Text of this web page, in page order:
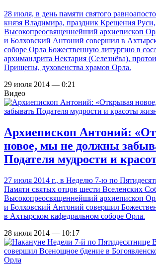
28 июля, в день памяти святого
князя Владимира, праздник Крещения Руси,
Высокопреосвященнейший архиепископ
и Болховский Антоний совершил в
соборе Орла Божественную литургию в
архимандрита Нектария (Селезнёва),
Прищепы, духовенства храмов Орла.
29 июля 2014 — 0:21
Видео
Архиепископ Антоний:
новое, мы не должны
Подателя мудрости и
27 июля 2014 г., в Неделю 7-ю по
Памяти святых отцов шести Вселенских
Высокопреосвященнейший архиепископ
и Болховский Антоний совершил
в Ахтырском кафедральном соборе Орла.
28 июля 2014 — 10:17